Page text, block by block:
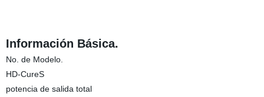
Información Básica.
No. de Modelo.
HD-CureS
potencia de salida total